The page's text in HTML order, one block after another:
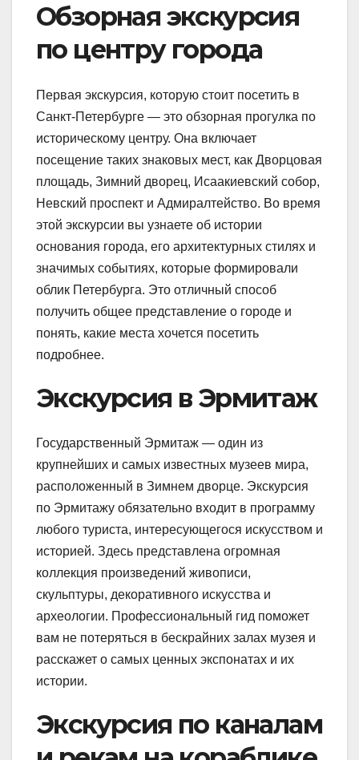
Обзорная экскурсия
по центру города
Первая экскурсия, которую стоит посетить в
Санкт-Петербурге — это обзорная прогулка по
историческому центру. Она включает
посещение таких знаковых мест, как Дворцовая
площадь, Зимний дворец, Исаакиевский собор,
Невский проспект и Адмиралтейство. Во время
этой экскурсии вы узнаете об истории
основания города, его архитектурных стилях и
значимых событиях, которые формировали
облик Петербурга. Это отличный способ
получить общее представление о городе и
понять, какие места хочется посетить
подробнее.
Экскурсия в Эрмитаж
Государственный Эрмитаж — один из
крупнейших и самых известных музеев мира,
расположенный в Зимнем дворце. Экскурсия
по Эрмитажу обязательно входит в программу
любого туриста, интересующегося искусством и
историей. Здесь представлена огромная
коллекция произведений живописи,
скульптуры, декоративного искусства и
археологии. Профессиональный гид поможет
вам не потеряться в бескрайних залах музея и
расскажет о самых ценных экспонатах и их
истории.
Экскурсия по каналам